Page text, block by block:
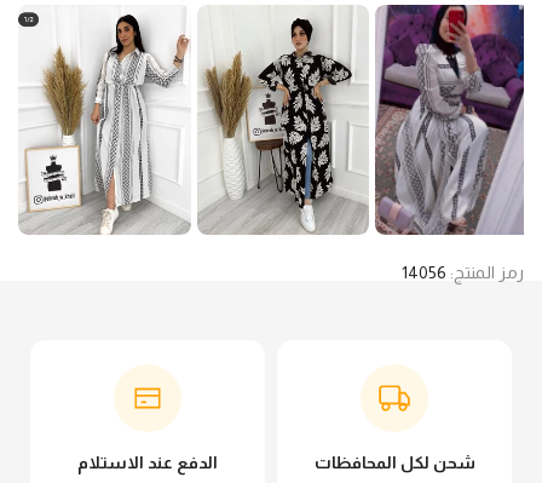
رمز المنتج: 14056
شحن لكل المحافظات الدفع عند الاستلام